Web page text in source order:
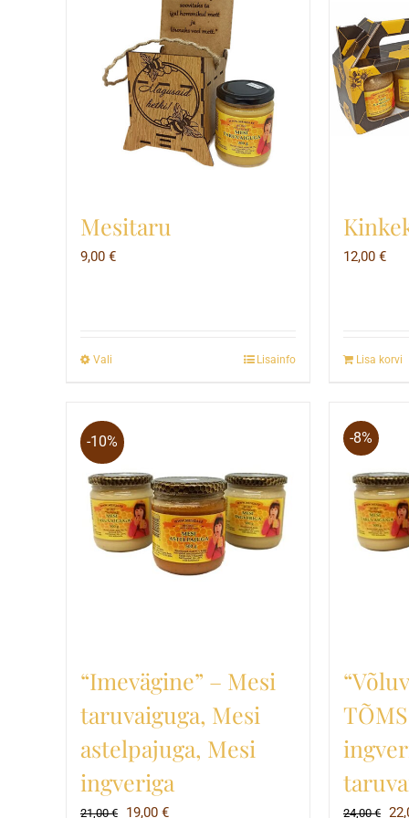
Mesitaru
9,00 €
Vali
has
multiple
variants.
The
options
may
product
page
Lisainfo
12,00 €
Lisa korvi
-10%
“Imevägine” – Mesi
taruvaiguga, Mesi
astelpajuga, Mesi
ingveriga
21,00€
Algne
19,00 €Current
-8%
24,00€